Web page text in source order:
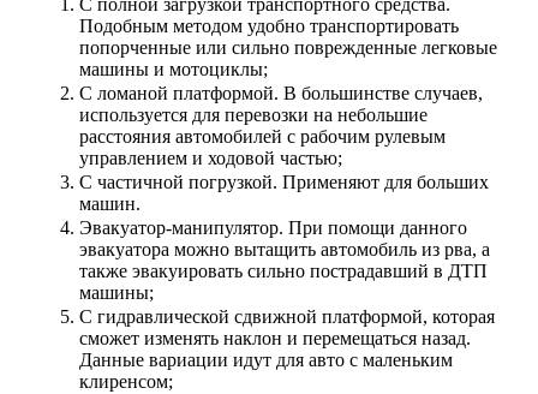
С полной загрузкой транспортного средства.
Подобным методом удобно транспортировать
попорченные или сильно поврежденные легковые
машины и мотоциклы;
С ломаной платформой. В большинстве случаев,
используется для перевозки на небольшие
расстояния автомобилей с рабочим рулевым
управлением и ходовой частью;
С частичной погрузкой. Применяют для больших
машин.
Эвакуатор-манипулятор. При помощи данного
эвакуатора можно вытащить автомобиль из рва, а
также эвакуировать сильно пострадавший в ДТП
машины;
С гидравлической сдвижной платформой, которая
сможет изменять наклон и перемещаться назад.
Данные вариации идут для авто с маленьким
клиренсом;